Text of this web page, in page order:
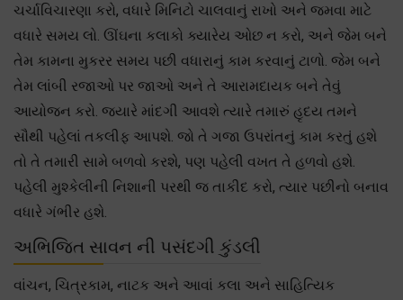
ચર્ચાવિચારણા કરો, વધારે મિનિટો ચાલવાનું રાખો અને જમવા માટે
વધારે સમય લો. ઊંઘના કલાકો ક્યારેય ઓછ ન કરો, અને જેમ બને
તેમ કામના મુકરર સમય પછી વધારાનું કામ કરવાનું ટાળો. જેમ બને
તેમ લાંબી રજાઓ પર જાઓ અને તે આરામદાયક બને તેવું
આયોજન કરો. જ્યારે માંદગી આવશે ત્યારે તમારું હૃદય તમને
સૌથી પહેલાં તકલીફ આપશે. જો તે ગજા ઉપરાંતનું કામ કરતું હશે
તો તે તમારી સામે બળવો કરશે, પણ પહેલી વખત તે હળવો હશે.
પહેલી મુશ્કેલીની નિશાની પરથી જ તાકીદ કરો, ત્યાર પછીનો બનાવ
વધારે ગંભીર હશે.
અભિજિત સાવન ની પસંદગી કુંડલી
વાંચન, ચિત્રકામ, નાટક અને આવાં કલા અને સાહિત્યિક